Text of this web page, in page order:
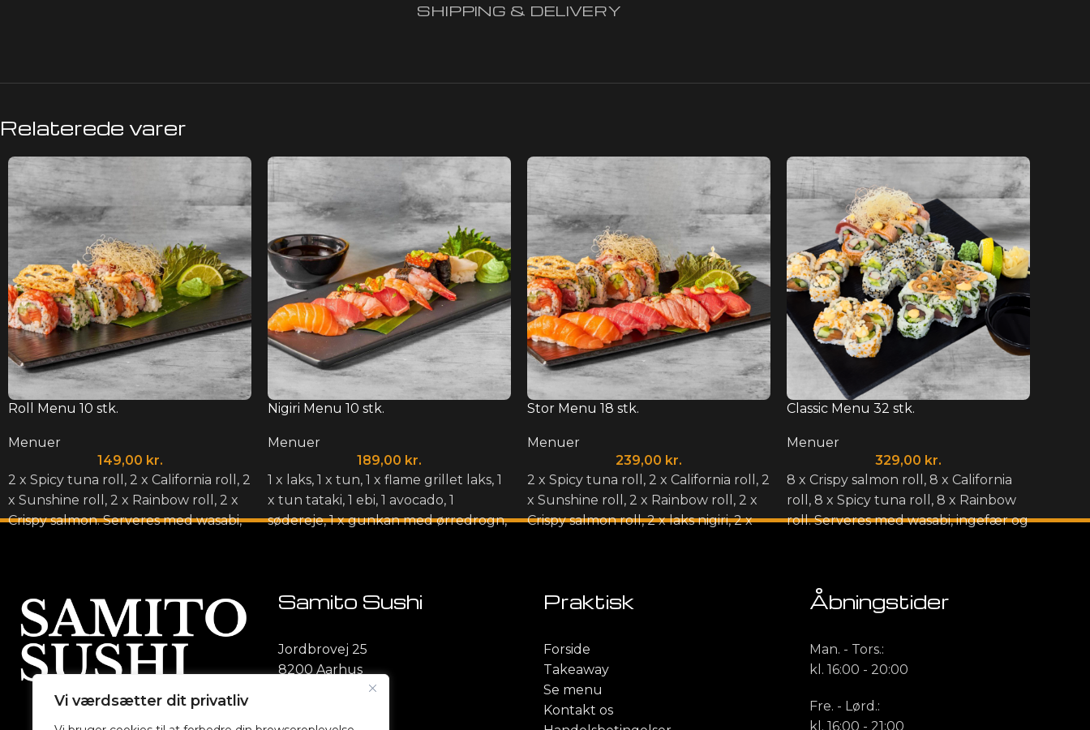
Vi værdsætter dit privatliv
SHIPPING & DELIVERY
Relaterede varer
Roll Menu 10 stk.
Menuer
149,00 kr.
2 x Spicy tuna roll, 2 x California roll, 2
x Sunshine roll, 2 x Rainbow roll, 2 x
Crispy salmon. Serveres med wasabi,
Nigiri Menu 10 stk.
Menuer
189,00 kr.
1 x laks, 1 x tun, 1 x flame grillet laks, 1
x tun tataki, 1 ebi, 1 avocado, 1
sødereje, 1 x gunkan med ørredrogn,
Stor Menu 18 stk.
Menuer
239,00 kr.
2 x Spicy tuna roll, 2 x California roll, 2
x Sunshine roll, 2 x Rainbow roll, 2 x
Crispy salmon roll, 2 x laks nigiri, 2 x
Classic Menu 32 stk.
Menuer
329,00 kr.
8 x Crispy salmon roll, 8 x California
roll, 8 x Spicy tuna roll, 8 x Rainbow
roll. Serveres med wasabi, ingefær og
Samito Sushi
Jordbrovej 25
8200 Aarhus
Praktisk
Forside
Takeaway
Se menu
Kontakt os
Åbningstider
Man. - Tors.:
kl. 16:00 - 20:00
Fre. - Lørd.:
kl. 16:00 - 21:00